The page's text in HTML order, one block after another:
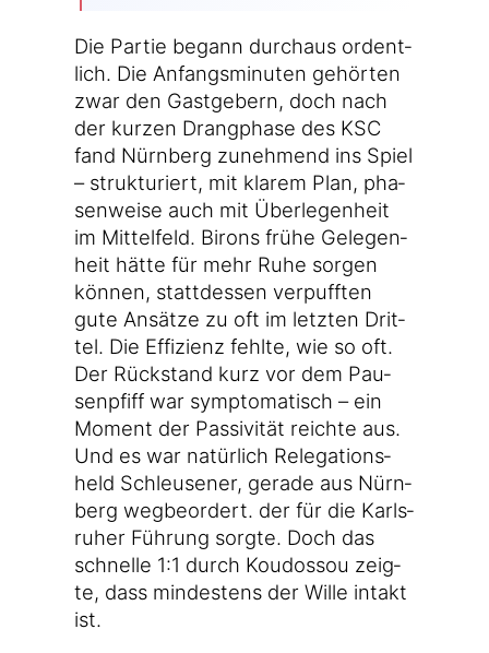
Die Par­tie begann durch­aus ordent­
lich. Die Anfangs­mi­nu­ten gehör­ten
zwar den Gast­ge­bern, doch nach
der kur­zen Drang­pha­se des KSC
fand Nürn­berg zuneh­mend ins Spiel
– struk­tu­riert, mit kla­rem Plan, pha­
sen­wei­se auch mit Über­le­gen­heit
im Mit­tel­feld. Birons frü­he Gele­gen­
heit hät­te für mehr Ruhe sor­gen
kön­nen, statt­des­sen ver­puff­ten
gute Ansät­ze zu oft im letz­ten Drit­
tel. Die Effi­zi­enz fehl­te, wie so oft.
Der Rück­stand kurz vor dem Pau­
sen­pfiff war sym­pto­ma­tisch – ein
Moment der Pas­si­vi­tät reich­te aus.
Und es war natür­lich Rele­ga­ti­ons­
held Schleu­se­ner, gera­de aus Nürn­
berg weg­be­or­dert. der für die Karls­
ru­her Füh­rung sorg­te. Doch das
schnel­le 1:1 durch Kou­do­s­sou zeig­
te, dass min­des­tens der Wil­le intakt
ist.